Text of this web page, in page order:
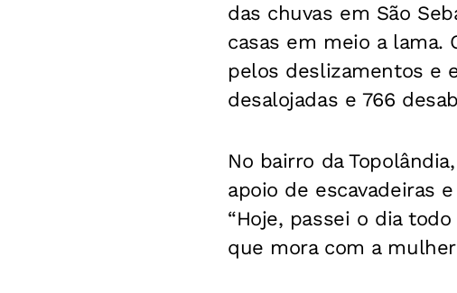
das chuvas em São
casas em meio a lama.
pelos deslizamentos e
desalojadas e 766
No bairro da
apoio de escavadeiras
“Hoje, passei o dia
que mora com a